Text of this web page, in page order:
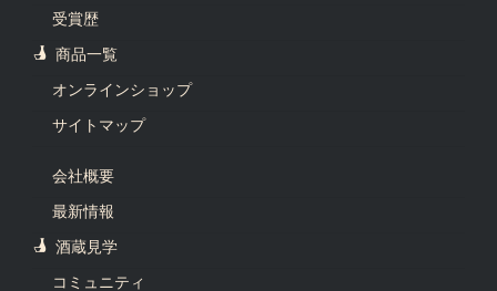
受賞歴
商品一覧
オンラインショップ
サイトマップ
会社概要
最新情報
酒蔵見学
コミュニティ